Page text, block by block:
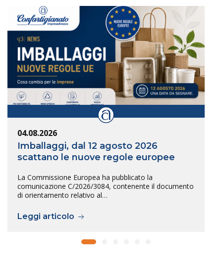
04.08.2026
Imballaggi, dal 12 agosto 2026
scattano le nuove regole europee
La Commissione Europea ha pubblicato la
comunicazione C/2026/3084, contenente il documento
di orientamento relativo al…
Leggi articolo